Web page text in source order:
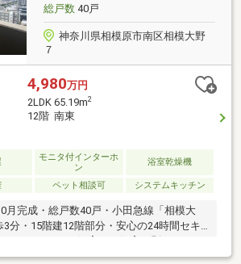
総戸数40戸
神奈川県相模原市南区相模大野
７
4,980万円
2LDK 65.19m2
12階 南東
モニタ付インターホ
ン
浴室乾燥機
ペット相談可 システムキッチン
月完成・総戸数40戸・小田急線「相模大
3分・15階建12階部分・安心の24時間セキ
ステム・ペット飼育可（飼育細則あり）～
・専有面積65.19平米、2LDK・南東向き角